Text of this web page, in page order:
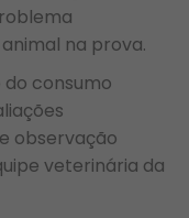
na prova.
consumo
observação
veterinária da